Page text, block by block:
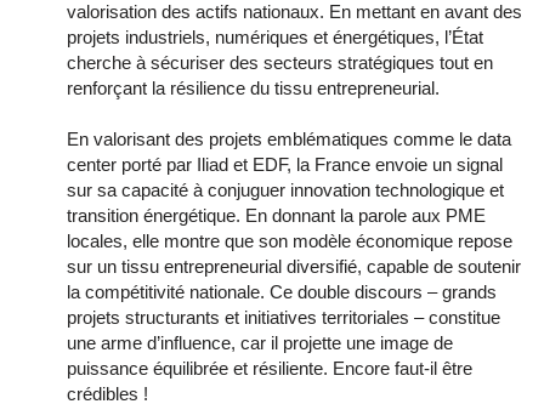
valorisation des actifs nationaux. En mettant en avant des
projets industriels, numériques et énergétiques, l’État
cherche à sécuriser des secteurs stratégiques tout en
renforçant la résilience du tissu entrepreneurial.
En valorisant des projets emblématiques comme le data
center porté par Iliad et EDF, la France envoie un signal
sur sa capacité à conjuguer innovation technologique et
transition énergétique. En donnant la parole aux PME
locales, elle montre que son modèle économique repose
sur un tissu entrepreneurial diversifié, capable de soutenir
la compétitivité nationale. Ce double discours – grands
projets structurants et initiatives territoriales – constitue
une arme d’influence, car il projette une image de
puissance équilibrée et résiliente. Encore faut-il être
crédibles !